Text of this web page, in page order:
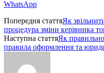
WhatsApp
Попередня статтяЯк
процедура зміни керівника
Наступна статтяЯк правильно
правила оформлення та